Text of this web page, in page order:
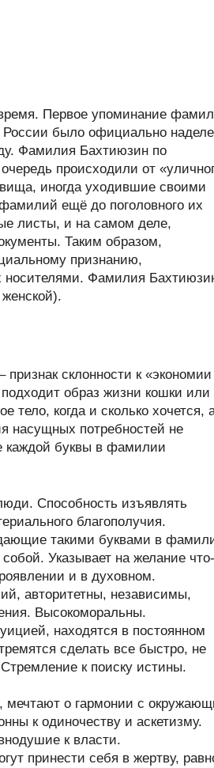
Первое упоминание
России было официально
Фамилия Бахтиюзин по
происходили от
иногда уходившие своими
ещё до поголовного их
листы, и на самом деле,
Таким образом,
признанию,
носителями. Фамилия
склонности к «экономии
образ жизни кошки или
тело, когда и сколько хочется,
насущных потребностей не
каждой буквы в фамилии
Способность изъявлять
благополучия.
такими буквами в
Указывает на желание
и в духовном.
авторитетны, независимы,
Высокоморальны.
находятся в постоянном
сделать все быстро, не
к поиску истины.
о гармонии с
к одиночеству и аскетизму.
к власти.
принести себя в жертву,